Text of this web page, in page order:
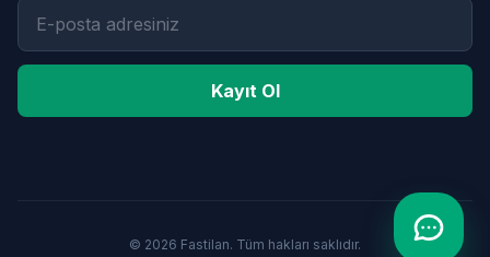
Kayıt Ol
© 2026 Fastilan. Tüm hakları saklıdır.